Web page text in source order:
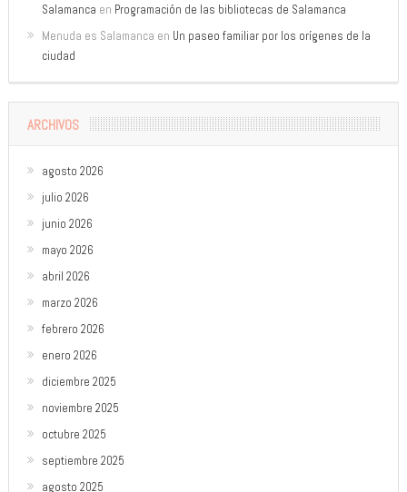
Salamanca en Programación de las bibliotecas de Salamanca
Menuda es Salamanca en Un paseo familiar por los orígenes de la
ciudad
ARCHIVOS
agosto 2026
julio 2026
junio 2026
mayo 2026
abril 2026
marzo 2026
febrero 2026
enero 2026
diciembre 2025
noviembre 2025
octubre 2025
septiembre 2025
agosto 2025